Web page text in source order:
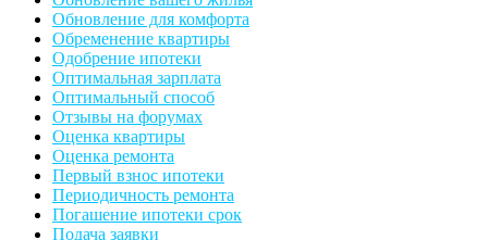
Обновление для комфорта
Обременение квартиры
Одобрение ипотеки
Оптимальная зарплата
Оптимальный способ
Отзывы на форумах
Оценка квартиры
Оценка ремонта
Первый взнос ипотеки
Периодичность ремонта
Погашение ипотеки срок
Подача заявки